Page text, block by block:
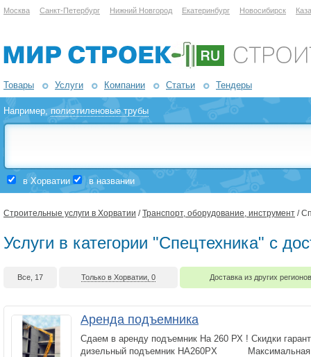
Москва Санкт-Петербург Нижний Новгород Екатеринбург Новосибирск
Товары Услуги Компании Статьи Тендеры
Например,полиэтиленовые трубы
в Хорватии в названии
Строительные услуги в Хорватии /Транспорт, оборудование, инструмент /
Услуги в категории "Спецтехника" с
Все, 17 Только в Хорватии, 0 Доставка из других
Аренда подъемника
Сдаем в аренду подъемник На 260 РХ ! Скидки
дизельный подъемник HA260PX Максимальная